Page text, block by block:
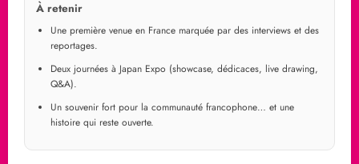
À retenir
Une première venue en France marquée par des interviews et des
reportages.
Deux journées à Japan Expo (showcase, dédicaces, live drawing,
Q&A).
Un souvenir fort pour la communauté francophone… et une
histoire qui reste ouverte.